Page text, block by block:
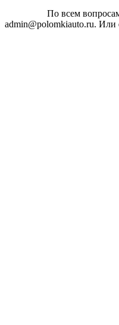
По всем
admin@polomkiauto.ru.